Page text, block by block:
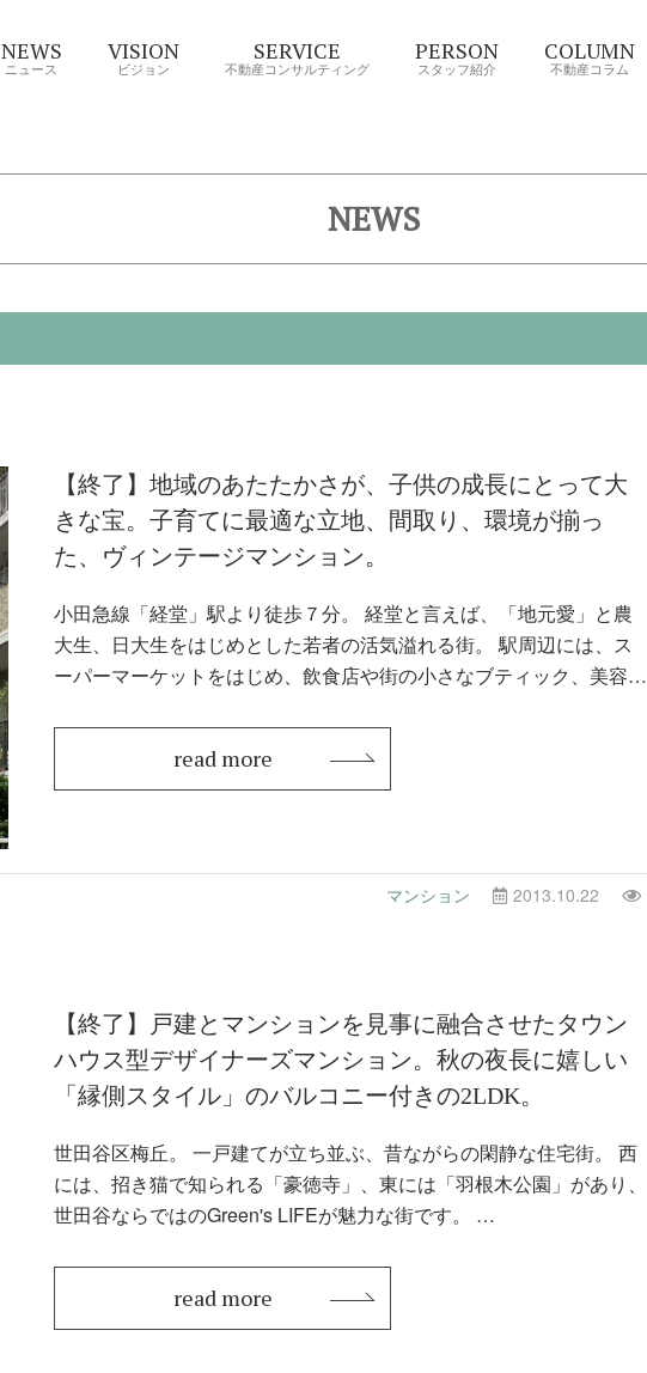
NEWS
ニュース
VISION
ビジョン
SERVICE
不動産コンサルティング
PERSON
スタッフ紹介
COLUMN
不動産コラム
NEWS
【終了】地域のあたたかさが、子供の成長にとって大
きな宝。子育てに最適な立地、間取り、環境が揃っ
た、ヴィンテージマンション。
小田急線「経堂」駅より徒歩７分。 経堂と言えば、「地元愛」と農
大生、日大生をはじめとした若者の活気溢れる街。 駅周辺には、ス
ーパーマーケットをはじめ、飲食店や街の小さなブティック、美容室
read more
マンション 2013.10.22
【終了】戸建とマンションを見事に融合させたタウン
ハウス型デザイナーズマンション。秋の夜長に嬉しい
「縁側スタイル」のバルコニー付きの2LDK。
世田谷区梅丘。 一戸建てが立ち並ぶ、昔ながらの閑静な住宅街。 西
には、招き猫で知られる「豪徳寺」、東には「羽根木公園」があり、
世田谷ならではのGreen's LIFEが魅力な街です。 …
read more